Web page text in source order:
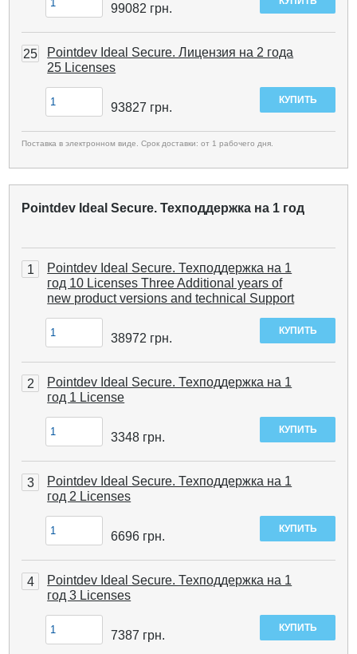
99082 грн.
25
Pointdev Ideal Secure. Лицензия на 2 года
25 Licenses
93827 грн.
Поставка в электронном виде. Срок доставки: от 1 рабочего дня.
Pointdev Ideal Secure. Техподдержка на 1 год
1
Pointdev Ideal Secure. Техподдержка на 1
год 10 Licenses Three Additional years of
new product versions and technical Support
38972 грн.
2
Pointdev Ideal Secure. Техподдержка на 1
год 1 License
3348 грн.
3
Pointdev Ideal Secure. Техподдержка на 1
год 2 Licenses
6696 грн.
4
Pointdev Ideal Secure. Техподдержка на 1
год 3 Licenses
7387 грн.